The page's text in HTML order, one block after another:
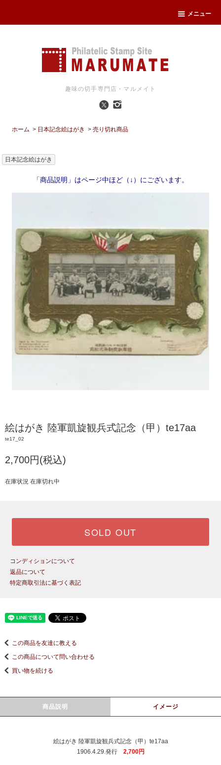
メニュー
趣味の切手専門店・マルメイト
ホーム > 日本記念絵はがき >売り切れ商品
日本記念絵はがき
「商品説明」はページ中ほど（↓）にございます。
絵はがき 陸軍凱旋観兵式記念（甲）te17aa
te17_02
2,700円(税込)
在庫状況 在庫切れ中
SOLD OUT
コンディションについて
返品について
特定商取引法に基づく表記
この商品を友達に教える
この商品について問い合わせる
買い物を続ける
商品説明 イメージ
絵はがき 陸軍凱旋観兵式記念（甲）te17aa
1906.4.29.発行 2,700円